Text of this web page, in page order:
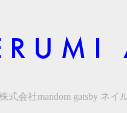
R U M I
式会社mandom gatsby ネイ